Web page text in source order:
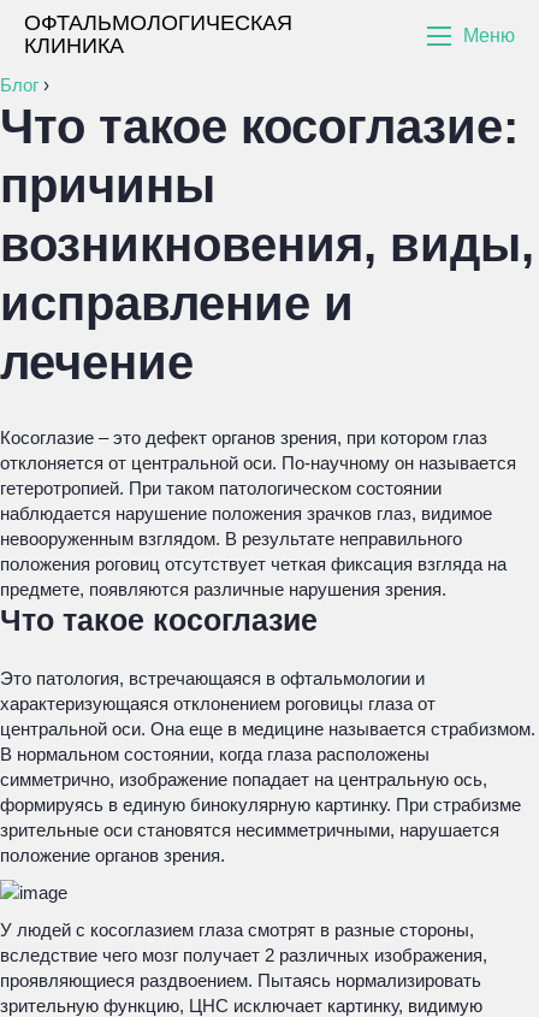
ОФТАЛЬМОЛОГИЧЕСКАЯ
КЛИНИКА
Меню
Блог ›
Что такое косоглазие:
причины
возникновения, виды,
исправление и
лечение
Косоглазие – это дефект органов зрения, при котором глаз
отклоняется от центральной оси. По-научному он называется
гетеротропией. При таком патологическом состоянии
наблюдается нарушение положения зрачков глаз, видимое
невооруженным взглядом. В результате неправильного
положения роговиц отсутствует четкая фиксация взгляда на
предмете, появляются различные нарушения зрения.
Что такое косоглазие
Это патология, встречающаяся в офтальмологии и
характеризующаяся отклонением роговицы глаза от
центральной оси. Она еще в медицине называется страбизмом.
В нормальном состоянии, когда глаза расположены
симметрично, изображение попадает на центральную ось,
формируясь в единую бинокулярную картинку. При страбизме
зрительные оси становятся несимметричными, нарушается
положение органов зрения.
У людей с косоглазием глаза смотрят в разные стороны,
вследствие чего мозг получает 2 различных изображения,
проявляющиеся раздвоением. Пытаясь нормализировать
зрительную функцию, ЦНС исключает картинку, видимую